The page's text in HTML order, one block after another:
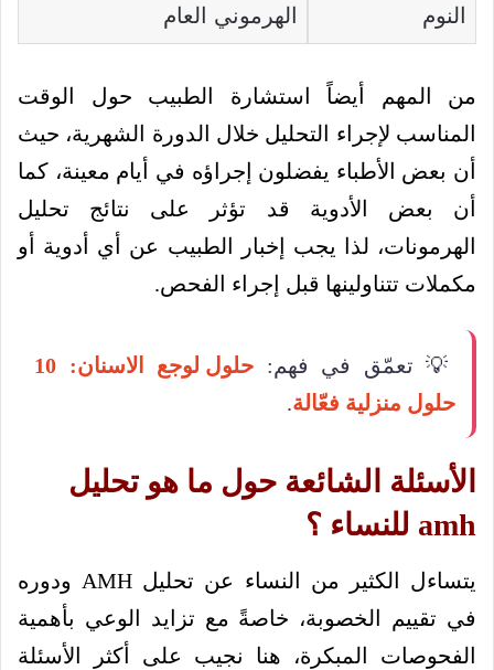
النوم
الهرموني العام
من المهم أيضاً استشارة الطبيب حول الوقت
المناسب لإجراء التحليل خلال الدورة الشهرية، حيث
أن بعض الأطباء يفضلون إجراؤه في أيام معينة، كما
أن بعض الأدوية قد تؤثر على نتائج تحليل
الهرمونات، لذا يجب إخبار الطبيب عن أي أدوية أو
مكملات تتناولينها قبل إجراء الفحص.
💡 تعمّق في فهم:
حلول لوجع الاسنان: 10
حلول منزلية فعّالة.
الأسئلة الشائعة حول ما هو تحليل
amh للنساء ؟
يتساءل الكثير من النساء عن تحليل AMH ودوره
في تقييم الخصوبة، خاصةً مع تزايد الوعي بأهمية
الفحوصات المبكرة، هنا نجيب على أكثر الأسئلة